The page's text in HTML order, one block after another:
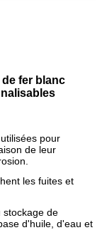
fer blanc
pour
de leur
les fuites et
stockage de
d'huile, d'eau et